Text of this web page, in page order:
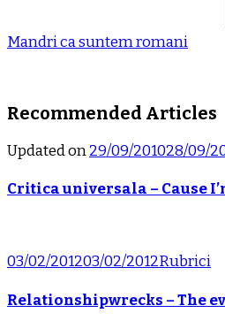
Mandri ca suntem romani
Recommended Articles
Updated on29/09/201028/09/
Critica universala – Cause
03/02/201203/02/2012Rubrici
Relationshipwrecks – The